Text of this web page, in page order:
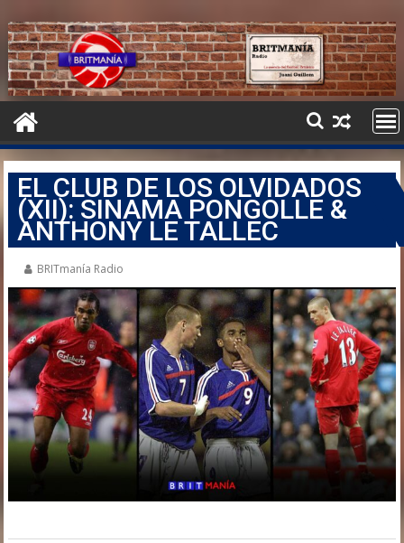
EL CLUB DE LOS OLVIDADOS
(XII): SINAMA PONGOLLE &
ANTHONY LE TALLEC
BRITmanía Radio